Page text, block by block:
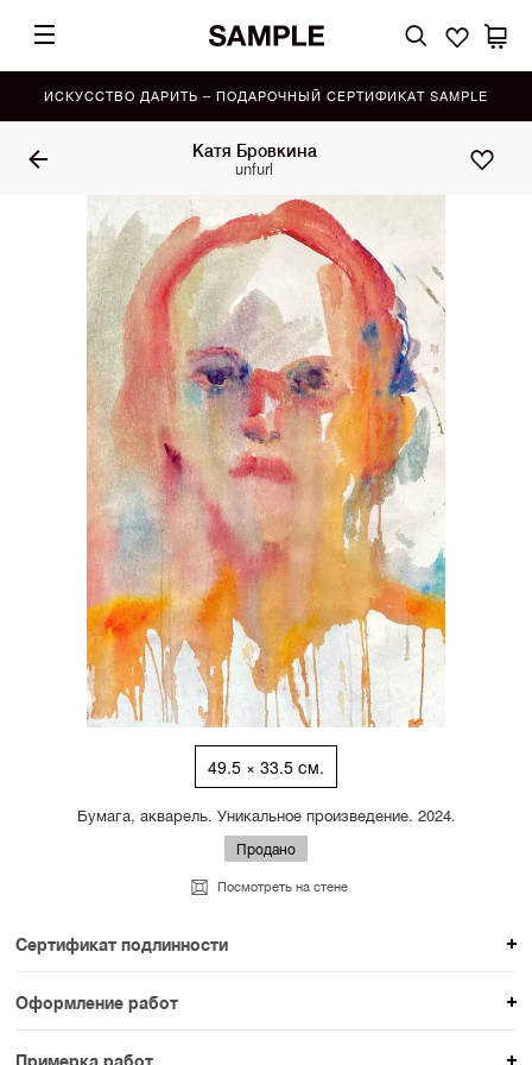
ИСКУССТВО ДАРИТЬ – ПОДАРОЧНЫЙ СЕРТИФИКАТ SAMPLE
Катя Бровкина
unfurl
49.5 × 33.5 см.
Бумага, акварель. Уникальное произведение. 2024.
Продано
Посмотреть на стене
Сертификат подлинности
К каждому авторскому произведению мы
прикладываем сертификат подлинности. Для товаров
раздела SAMPLE СЕРИЯ сертификаты не
Оформление работ
При покупке произведения вы можете выбрать и
Примерка работ